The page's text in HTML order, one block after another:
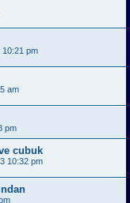
10:21 pm
am
pm
cubuk
10:32 pm